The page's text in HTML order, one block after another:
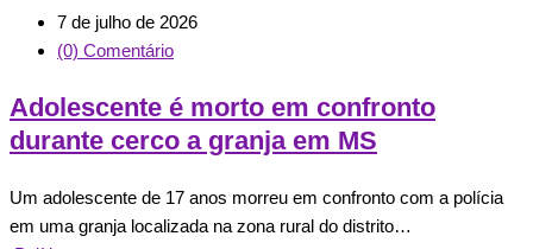
7 de julho de 2026
(0) Comentário
Adolescente é morto em confronto
durante cerco a granja em MS
Um adolescente de 17 anos morreu em confronto com a polícia
em uma granja localizada na zona rural do distrito…